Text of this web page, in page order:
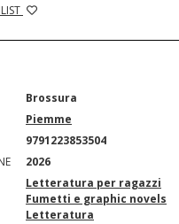
Brossura
Piemme
9791223853504
2026
Letteratura per ragazzi
Fumetti e graphic novels
Letteratura